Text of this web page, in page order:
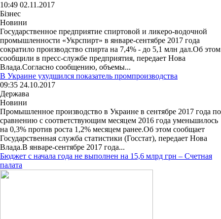
10:49 02.11.2017
Бізнес
Новини
Государственное предприятие спиртовой и ликеро-водочной
промышленности «Укрспирт» в январе-сентябре 2017 года
сократило производство спирта на 7,4% - до 5,1 млн дал.Об этом
сообщили в пресс-службе предприятия, передает Нова
Влада.Согласно сообщению, объемы...
В Украине ухудшился показатель промпроизводства
09:35 24.10.2017
Держава
Новини
Промышленное производство в Украине в сентябре 2017 года по
сравнению с соответствующим месяцем 2016 года уменьшилось
на 0,3% против роста 1,2% месяцем ранее.Об этом сообщает
Государственная служба статистики (Госстат), передает Нова
Влада.В январе-сентябре 2017 года...
Бюджет с начала года не выполнен на 15,6 млрд грн – Счетная
палата